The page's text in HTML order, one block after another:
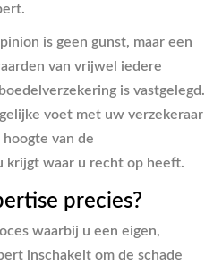
is geen gunst, maar een
van vrijwel iedere
is vastgelegd.
voet met uw verzekeraar
van de
krijgt waar u recht op heeft.
precies?
waarbij u een eigen,
inschakelt om de schade